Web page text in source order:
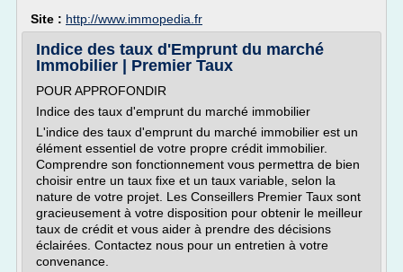
Site : http://www.immopedia.fr
Indice des taux d'Emprunt du marché
Immobilier | Premier Taux
POUR APPROFONDIR
Indice des taux d'emprunt du marché immobilier
L'indice des taux d'emprunt du marché immobilier est un
élément essentiel de votre propre crédit immobilier.
Comprendre son fonctionnement vous permettra de bien
choisir entre un taux fixe et un taux variable, selon la
nature de votre projet. Les Conseillers Premier Taux sont
gracieusement à votre disposition pour obtenir le meilleur
taux de crédit et vous aider à prendre des décisions
éclairées. Contactez nous pour un entretien à votre
convenance.